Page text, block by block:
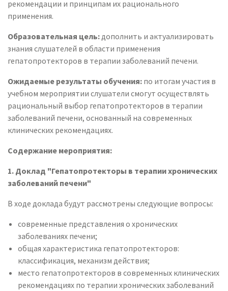
рекомендации и принципам их рационального
применения.
Образовательная цель:дополнить и актуализировать
знания слушателей в области применения
гепатопротекторов в терапии заболеваний печени.
Ожидаемые результаты обучения: по итогам участия в
учебном мероприятии слушатели смогут осуществлять
рациональный выбор гепатопротекторов в терапии
заболеваний печени, основанный на современных
клинических рекомендациях.
Содержание мероприятия:
1. Доклад "Гепатопротекторы в терапии хронических
заболеваний печени"
В ходе доклада будут рассмотрены следующие вопросы:
современные представления о хронических
заболеваниях печени;
общая характеристика гепатопротекторов:
классификация, механизм действия;
место гепатопротекторов в современных клинических
рекомендациях по терапии хронических заболеваний